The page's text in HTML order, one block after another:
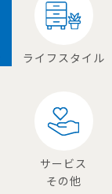
ライフスタイル
サービス
その他